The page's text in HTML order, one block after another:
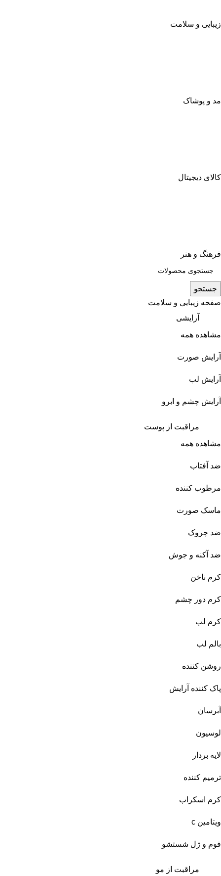
زیبایی و سلامت
مد و پوشاک
کالای دیجیتال
فرهنگ و هنر
جستجو
صفحه زیبایی و سلامت
آرایشی
مشاهده همه
آرایش صورت
آرایش لب
آرایش چشم و ابرو
مراقبت از پوست
مشاهده همه
ضد آفتاب
مرطوب کننده
ماسک صورت
ضد چروک
ضد آکنه و جوش
کرم ناخن
کرم دور چشم
کرم لب
بالم لب
روشن کننده
پاک کننده آرایش
آبرسان
لوسیون
لایه بردار
ترمیم کننده
کرم اسکراب
ویتامین c
فوم و ژل شستشو
مراقبت از مو